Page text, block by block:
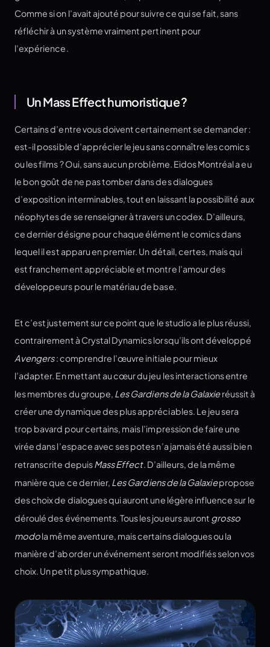
Comme si on l’avait ajouté pour suivre ce qui se fait, sans
réfléchir à un système vraiment pertinent pour
l’expérience.
Un Mass Effect humoristique ?
Certains d’entre vous doivent certainement se demander :
est-il possible d’apprécier le jeu sans connaître les comics
ou les films ? Oui, sans aucun problème. Eidos Montréal a eu
le bon goût de ne pas tomber dans des dialogues
d’exposition interminables, tout en laissant la possibilité aux
néophytes de se renseigner à travers un codex. D’ailleurs,
ce dernier désigne pour chaque élément le comics dans
lequel il est apparu en premier. Un détail, certes, mais qui
est franchement appréciable et montre l’amour des
développeurs pour le matériau de base.
Et c’est justement sur ce point que le studio a le plus réussi,
contrairement à Crystal Dynamics lorsqu’ils ont développé
Avengers: comprendre l’œuvre initiale pour mieux
l’adapter. En mettant au cœur du jeu les interactions entre
les membres du groupe, Les Gardiens de la Galaxieréussit à
créer une dynamique des plus appréciables. Le jeu sera
trop bavard pour certains, mais l’impression de faire une
virée dans l’espace avec ses potes n’a jamais été aussi bien
retranscrite depuisMass Effect. D’ailleurs, de la même
manière que ce dernier, Les Gardiens de la Galaxiepropose
des choix de dialogues qui auront une légère influence sur le
déroulé des événements. Tous les joueurs auront grosso
modola même aventure, mais certains dialogues ou la
manière d’aborder un événement seront modifiés selon vos
choix. Un petit plus sympathique.